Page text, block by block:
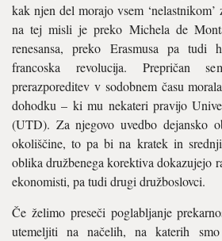
kak njen del morajo vsem
na tej misli je preko Michela de
renesansa, preko Erasmusa pa tudi
francoska revolucija. Prepričan
prerazporeditev v sodobnem času
dohodku – ki mu nekateri pravijo
(UTD). Za njegovo uvedbo dejansko
okoliščine, to pa bi na kratek in
oblika družbenega korektiva dokazujejo
ekonomisti, pa tudi drugi družboslovci.
Če želimo preseči poglabljanje
utemeljiti na načelih, na katerih